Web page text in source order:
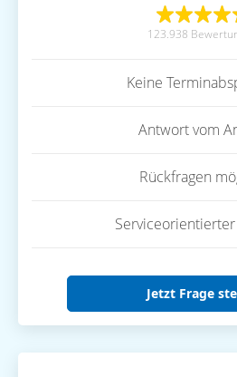
123.938
Keine
Antwort vom
Rückfragen
Jetzt Frage